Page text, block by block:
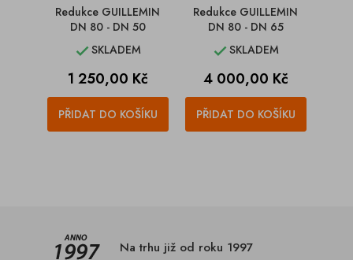
Redukce GUILLEMIN
DN 80 - DN 50
SKLADEM
Cena
1 250,00 Kč
PŘIDAT DO KOŠÍKU
Redukce GUILLEMIN
DN 80 - DN 65
SKLADEM
Cena
4 000,00 Kč
PŘIDAT DO KOŠÍKU
Na trhu již od roku 1997